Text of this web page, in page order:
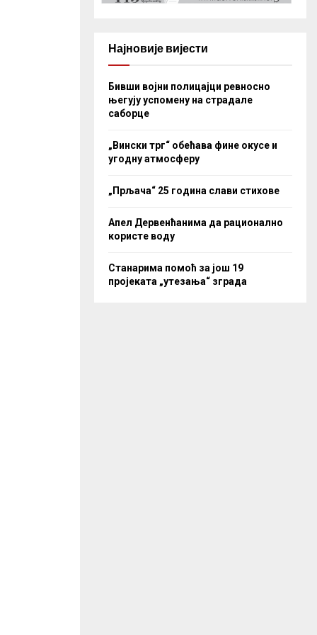
Најновије вијести
Бивши војни полицајци ревносно
његују успомену на страдале
саборце
„Вински трг“ обећава фине окусе и
угодну атмосферу
„Прљача“ 25 година слави стихове
Апел Дервенћанима да рационално
користе воду
Станарима помоћ за још 19
пројеката „утезања“ зграда